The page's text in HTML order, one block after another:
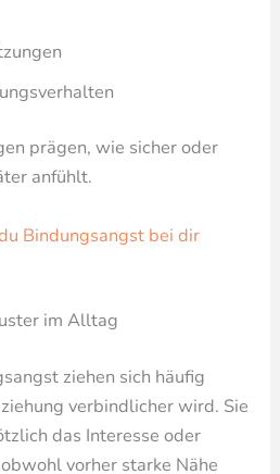
prägen, wie sicher oder
anfühlt.
Bindungsangst bei dir
im Alltag
ziehen sich häufig
verbindlicher wird. Sie
das Interesse oder
vorher starke Nähe